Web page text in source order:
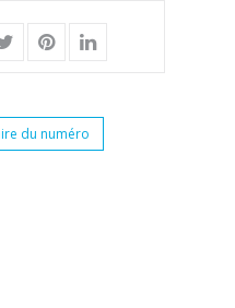
du numéro